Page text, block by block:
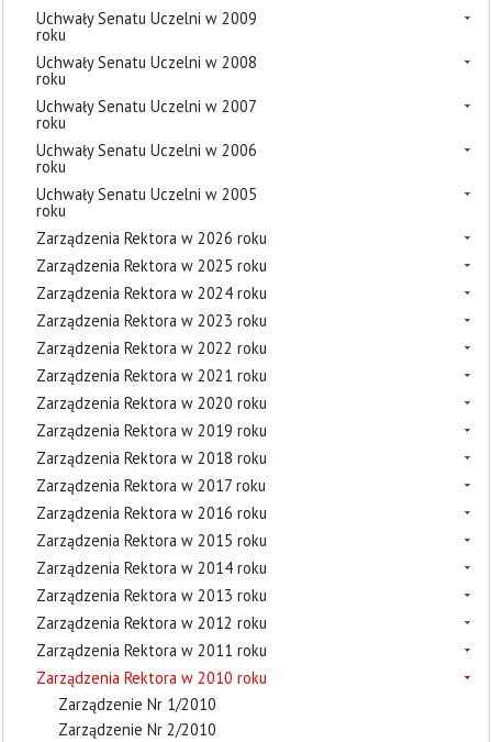
Uchwały Senatu Uczelni w 2009
roku
Uchwały Senatu Uczelni w 2008
roku
Uchwały Senatu Uczelni w 2007
roku
Uchwały Senatu Uczelni w 2006
roku
Uchwały Senatu Uczelni w 2005
roku
Zarządzenia Rektora w 2026 roku
Zarządzenia Rektora w 2025 roku
Zarządzenia Rektora w 2024 roku
Zarządzenia Rektora w 2023 roku
Zarządzenia Rektora w 2022 roku
Zarządzenia Rektora w 2021 roku
Zarządzenia Rektora w 2020 roku
Zarządzenia Rektora w 2019 roku
Zarządzenia Rektora w 2018 roku
Zarządzenia Rektora w 2017 roku
Zarządzenia Rektora w 2016 roku
Zarządzenia Rektora w 2015 roku
Zarządzenia Rektora w 2014 roku
Zarządzenia Rektora w 2013 roku
Zarządzenia Rektora w 2012 roku
Zarządzenia Rektora w 2011 roku
Zarządzenia Rektora w 2010 roku
Zarządzenie Nr 1/2010
Zarządzenie Nr 2/2010